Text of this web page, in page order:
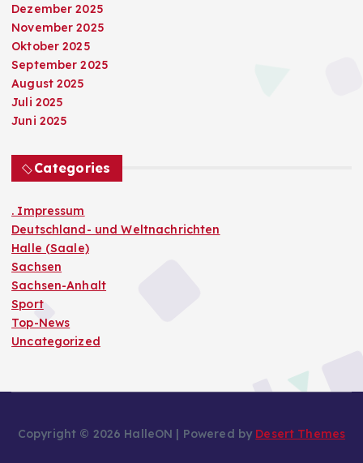
Dezember 2025
November 2025
Oktober 2025
September 2025
August 2025
Juli 2025
Juni 2025
Categories
. Impressum
Deutschland- und Weltnachrichten
Halle (Saale)
Sachsen
Sachsen-Anhalt
Sport
Top-News
Uncategorized
Copyright © 2026 HalleON | Powered by Desert Themes